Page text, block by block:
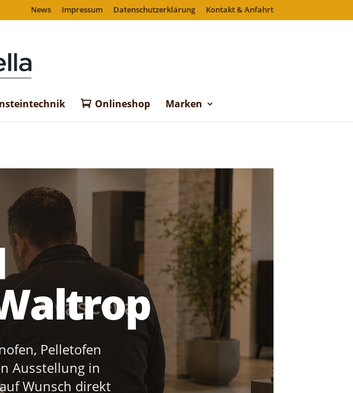
News Impressum Datenschutzerklärung Kontakt & Anfahrt
Onlineshop Marken
Pelletofen
Ausstellung in
Wunsch direkt